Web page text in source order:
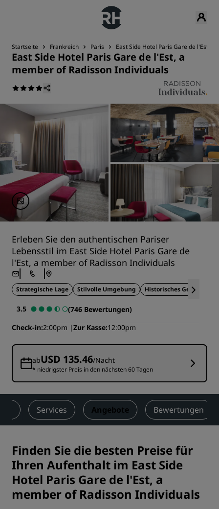
Startseite Frankreich Paris East Side Hotel Paris Gare de l'Est,
East Side Hotel Paris Gare de l'Est, a
member of Radisson Individuals
Erleben Sie den authentischen Pariser
Lebensstil im East Side Hotel Paris Gare de
l'Est, a member of Radisson Individuals
Strategische Lage Stilvolle Umgebung Historisches Gebäude
3.5
(746 Bewertungen)
Check-in 2:00pm Zur Kasse 12:00pm
abUSD 135.46/Nacht
* niedrigster Preis in den nächsten 60 Tagen
Services Angebote Bewertungen
Finden Sie die besten Preise für
Ihren Aufenthalt im East Side
Hotel Paris Gare de l'Est, a
member of Radisson Individuals